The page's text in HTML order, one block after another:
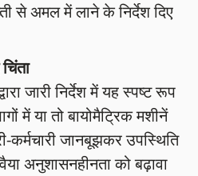
से अमल में लाने के निर्देश दिए
जारी निर्देश में यह स्पष्ट रूप
में या तो बायोमैट्रिक मशीनें
कर्मचारी जानबूझकर उपस्थिति
अनुशासनहीनता को बढ़ावा